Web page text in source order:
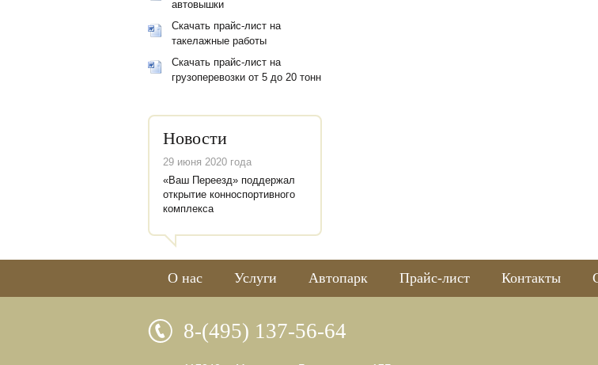
автовышки
Скачать прайс-лист на
такелажные работы
Скачать прайс-лист на
грузоперевозки от 5 до 20 тонн
Новости
29 июня 2020 года
«Ваш Переезд» поддержал
открытие конноспортивного
комплекса
О нас Услуги Автопарк Прайс-лист Контакты
8-(495) 137-56-64